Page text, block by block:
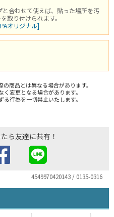
と合わせて使えば、貼った場所を汚
取り付けられます。
オリジナル]
商品とは異なる場合があります。
変更となる場合があります。
行為を一切禁止いたします。
ら友達に共有！
4549970420143 / 0135-0316